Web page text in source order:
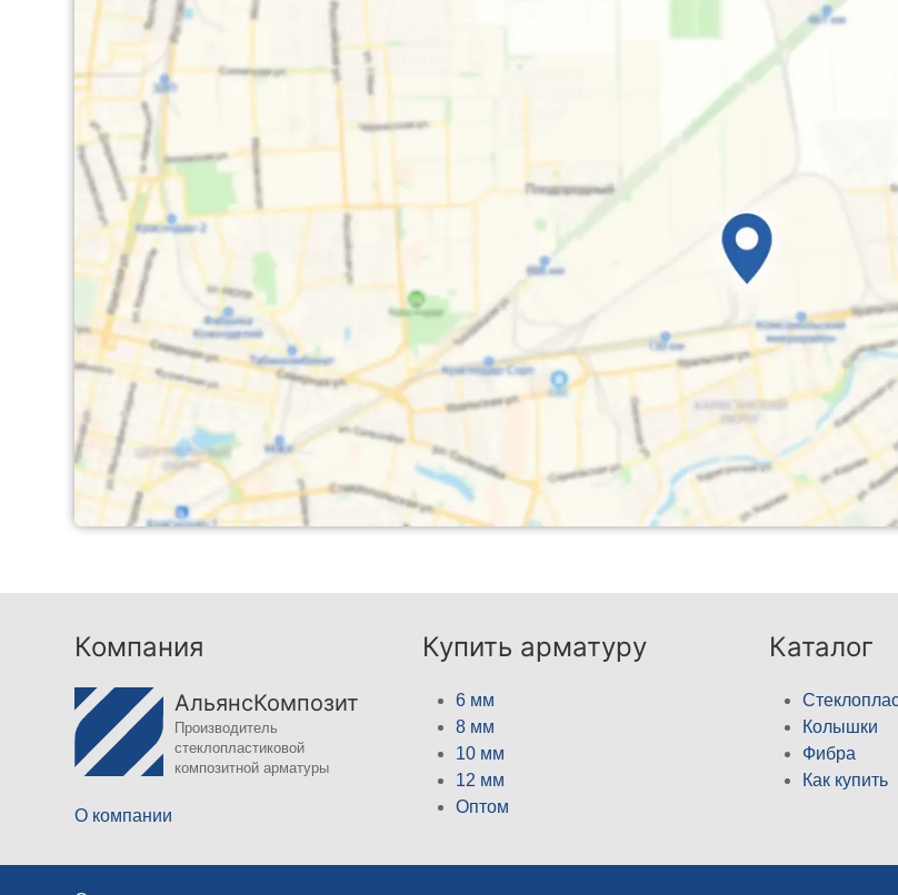
Компания
АльянсКомпозит
Производитель
стеклопластиковой
композитной арматуры
О компании
Купить арматуру
6 мм
8 мм
10 мм
12 мм
Оптом
Каталог
Колышки
Фибра
Как купить